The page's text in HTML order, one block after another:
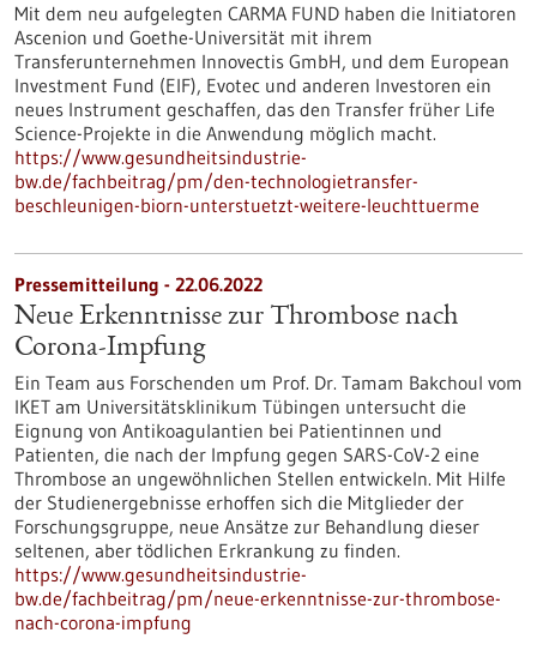
Mit dem neu aufgelegten CARMA FUND haben die Initiatoren
Ascenion und Goethe-Universität mit ihrem
Transferunternehmen Innovectis GmbH, und dem European
Investment Fund (EIF), Evotec und anderen Investoren ein
neues Instrument geschaffen, das den Transfer früher Life
Science-Projekte in die Anwendung möglich macht.
https://www.gesundheitsindustrie-
bw.de/fachbeitrag/pm/den-technologietransfer-
beschleunigen-biorn-unterstuetzt-weitere-leuchttuerme
Pressemitteilung - 22.06.2022
Neue Erkenntnisse zur Thrombose nach
Corona-Impfung
Ein Team aus Forschenden um Prof. Dr. Tamam Bakchoul vom
IKET am Universitätsklinikum Tübingen untersucht die
Eignung von Antikoagulantien bei Patientinnen und
Patienten, die nach der Impfung gegen SARS-CoV-2 eine
Thrombose an ungewöhnlichen Stellen entwickeln. Mit Hilfe
der Studienergebnisse erhoffen sich die Mitglieder der
Forschungsgruppe, neue Ansätze zur Behandlung dieser
seltenen, aber tödlichen Erkrankung zu finden.
https://www.gesundheitsindustrie-
bw.de/fachbeitrag/pm/neue-erkenntnisse-zur-thrombose-
nach-corona-impfung